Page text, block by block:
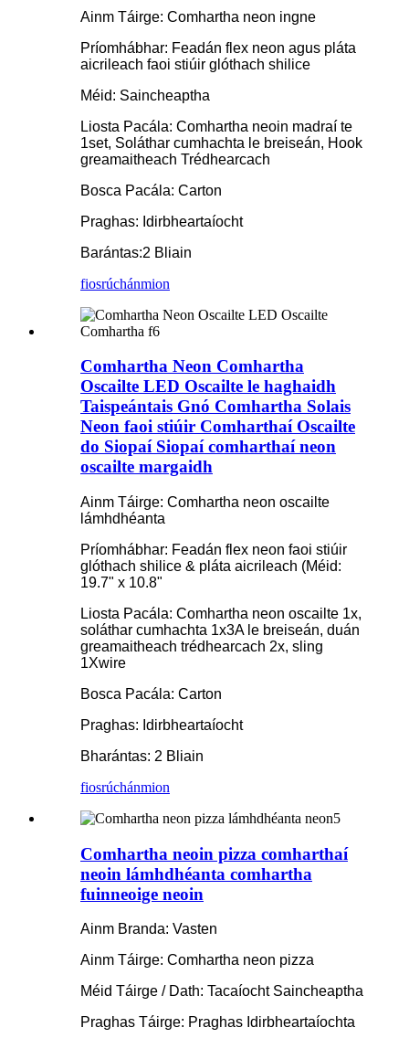
Ainm Táirge: Comhartha neon ingne
Príomhábhar: Feadán flex neon agus pláta
aicrileach faoi stiúir glóthach shilice
Méid: Saincheaptha
Liosta Pacála: Comhartha neoin madraí te
1set, Soláthar cumhachta le breiseán, Hook
greamaitheach Trédhearcach
Bosca Pacála: Carton
Praghas: Idirbheartaíocht
Barántas:2 Bliain
fiosrúchánmion
Comhartha Neon Comhartha
Oscailte LED Oscailte le haghaidh
Taispeántais Gnó Comhartha Solais
Neon faoi stiúir Comharthaí Oscailte
do Siopaí Siopaí comharthaí neon
oscailte margaidh
Ainm Táirge: Comhartha neon oscailte
lámhdhéanta
Príomhábhar: Feadán flex neon faoi stiúir
glóthach shilice & pláta aicrileach (Méid:
19.7" x 10.8"
Liosta Pacála: Comhartha neon oscailte 1x,
soláthar cumhachta 1x3A le breiseán, duán
greamaitheach trédhearcach 2x, sling
1Xwire
Bosca Pacála: Carton
Praghas: Idirbheartaíocht
Bharántas: 2 Bliain
fiosrúchánmion
Comhartha neoin pizza comharthaí
neoin lámhdhéanta comhartha
fuinneoige neoin
Ainm Branda: Vasten
Ainm Táirge: Comhartha neon pizza
Méid Táirge / Dath: Tacaíocht Saincheaptha
Praghas Táirge: Praghas Idirbheartaíochta